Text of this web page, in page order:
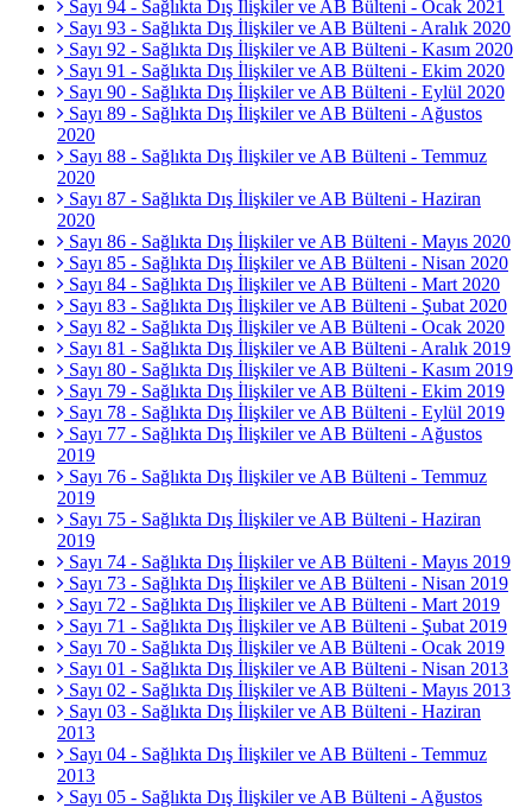
Sayı 94 - Sağlıkta Dış İlişkiler ve AB Bülteni - Ocak 2021
Sayı 93 - Sağlıkta Dış İlişkiler ve AB Bülteni - Aralık 2020
Sayı 92 - Sağlıkta Dış İlişkiler ve AB Bülteni - Kasım 2020
Sayı 91 - Sağlıkta Dış İlişkiler ve AB Bülteni - Ekim 2020
Sayı 90 - Sağlıkta Dış İlişkiler ve AB Bülteni - Eylül 2020
Sayı 89 - Sağlıkta Dış İlişkiler ve AB Bülteni - Ağustos
2020
Sayı 88 - Sağlıkta Dış İlişkiler ve AB Bülteni - Temmuz
2020
Sayı 87 - Sağlıkta Dış İlişkiler ve AB Bülteni - Haziran
2020
Sayı 86 - Sağlıkta Dış İlişkiler ve AB Bülteni - Mayıs 2020
Sayı 85 - Sağlıkta Dış İlişkiler ve AB Bülteni - Nisan 2020
Sayı 84 - Sağlıkta Dış İlişkiler ve AB Bülteni - Mart 2020
Sayı 83 - Sağlıkta Dış İlişkiler ve AB Bülteni - Şubat 2020
Sayı 82 - Sağlıkta Dış İlişkiler ve AB Bülteni - Ocak 2020
Sayı 81 - Sağlıkta Dış İlişkiler ve AB Bülteni - Aralık 2019
Sayı 80 - Sağlıkta Dış İlişkiler ve AB Bülteni - Kasım 2019
Sayı 79 - Sağlıkta Dış İlişkiler ve AB Bülteni - Ekim 2019
Sayı 78 - Sağlıkta Dış İlişkiler ve AB Bülteni - Eylül 2019
Sayı 77 - Sağlıkta Dış İlişkiler ve AB Bülteni - Ağustos
2019
Sayı 76 - Sağlıkta Dış İlişkiler ve AB Bülteni - Temmuz
2019
Sayı 75 - Sağlıkta Dış İlişkiler ve AB Bülteni - Haziran
2019
Sayı 74 - Sağlıkta Dış İlişkiler ve AB Bülteni - Mayıs 2019
Sayı 73 - Sağlıkta Dış İlişkiler ve AB Bülteni - Nisan 2019
Sayı 72 - Sağlıkta Dış İlişkiler ve AB Bülteni - Mart 2019
Sayı 71 - Sağlıkta Dış İlişkiler ve AB Bülteni - Şubat 2019
Sayı 70 - Sağlıkta Dış İlişkiler ve AB Bülteni - Ocak 2019
Sayı 01 - Sağlıkta Dış İlişkiler ve AB Bülteni - Nisan 2013
Sayı 02 - Sağlıkta Dış İlişkiler ve AB Bülteni - Mayıs 2013
Sayı 03 - Sağlıkta Dış İlişkiler ve AB Bülteni - Haziran
2013
Sayı 04 - Sağlıkta Dış İlişkiler ve AB Bülteni - Temmuz
2013
Sayı 05 - Sağlıkta Dış İlişkiler ve AB Bülteni - Ağustos